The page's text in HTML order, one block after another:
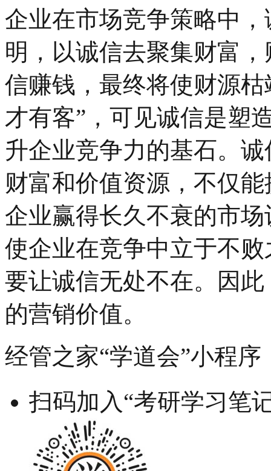
企业在市场竞争策略中
明，以诚信去聚集财富
信赚钱，最终将使财源
才有客”，可见诚信是塑
升企业竞争力的基石。
财富和价值资源，不仅
企业赢得长久不衰的市
使企业在竞争中立于不
要让诚信无处不在。因
的营销价值。
经管之家“学道会”小程序
扫码加入“考研学习笔